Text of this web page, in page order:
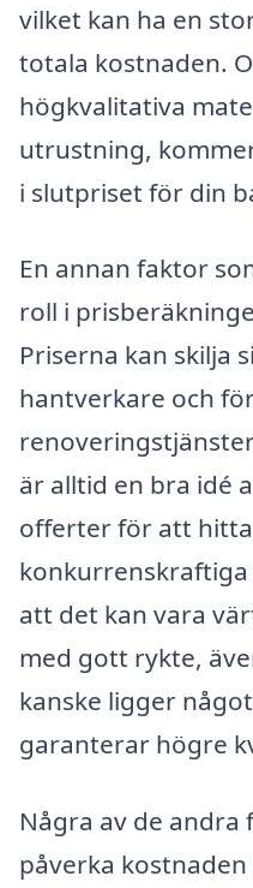
vilket kan ha en
totala kostnaden.
högkvalitativa
utrustning,
i slutpriset för din
En annan faktor
roll i
Priserna kan skilja
hantverkare och
är alltid en bra idé
offerter för att
konkurrenskraftiga
att det kan vara
med gott rykte,
kanske ligger
garanterar högre
Några av de
påverka